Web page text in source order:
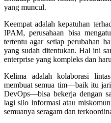
yang muncul.
Keempat adalah kepatuhan
IPAM, perusahaan bisa
tertentu agar setiap perubahan
yang sudah ditentukan. Hal ini
enterprise yang kompleks dan
Kelima adalah kolaborasi
membuat semua tim—baik itu
DevOps—bisa bekerja dengan
lagi silo informasi atau
semuanya seragam dan